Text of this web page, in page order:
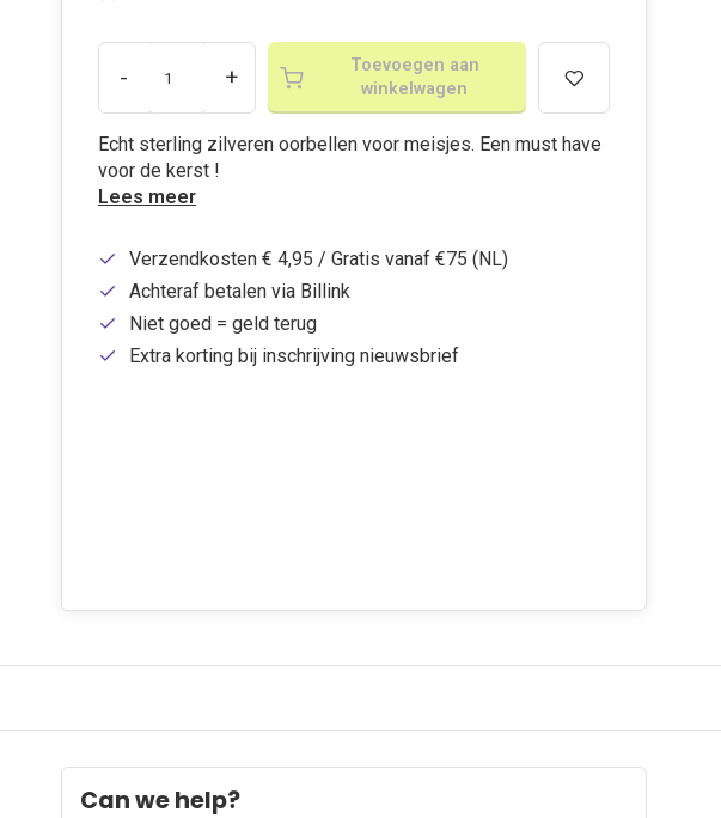
- +
Toevoegen aan
winkelwagen
Echt sterling zilveren oorbellen voor meisjes. Een must have
voor de kerst !
Lees meer
Verzendkosten € 4,95 / Gratis vanaf €75 (NL)
Achteraf betalen via Billink
Niet goed = geld terug
Extra korting bij inschrijving nieuwsbrief
Can we help?